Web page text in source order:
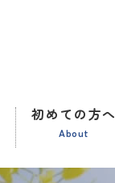
初めての方へ
About